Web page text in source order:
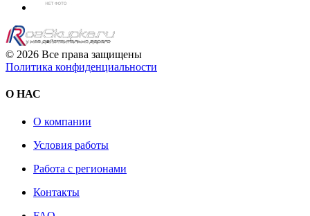
© 2026 Все права защищены
Политика конфиденциальности
О НАС
О компании
Условия работы
Работа с регионами
Контакты